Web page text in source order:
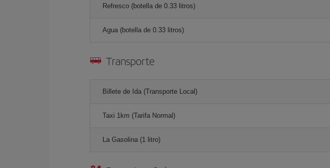
Refresco (botella de 0.33 litros)
Agua (botella de 0.33 litros)
Transporte
Billete de Ida (Transporte Local)
Taxi 1km (Tarifa Normal)
La Gasolina (1 litro)